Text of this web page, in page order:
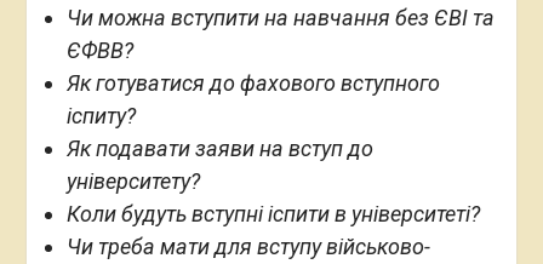
Чи можна вступити на навчання без ЄВІ та
ЄФВВ?
Як готуватися до фахового вступного
іспиту?
Як подавати заяви на вступ до
університету?
Коли будуть вступні іспити в університеті?
Чи треба мати для вступу військово-